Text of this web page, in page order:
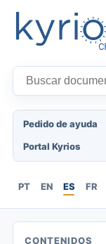
Pedido de ayuda
Portal Kyrios
PT EN ES FR
CONTENIDOS